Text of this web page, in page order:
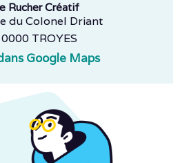
Rucher Créatif
du Colonel Driant
TROYES
Google Maps